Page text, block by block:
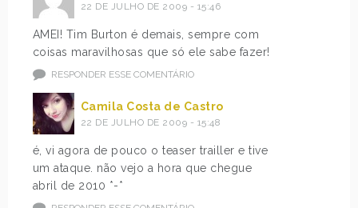
22 DE JULHO DE 2009 - 15:46
AMEI! Tim Burton é demais, sempre com
coisas maravilhosas que só ele sabe fazer!
RESPONDER ESSE COMENTÁRIO
Camila Costa de Castro
22 DE JULHO DE 2009 - 15:48
é, vi agora de pouco o teaser trailler e tive
um ataque. não vejo a hora que chegue
abril de 2010 *-*